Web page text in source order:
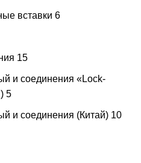
вставки 6
15
и соединения «Lock-
5
и соединения (Китай) 10